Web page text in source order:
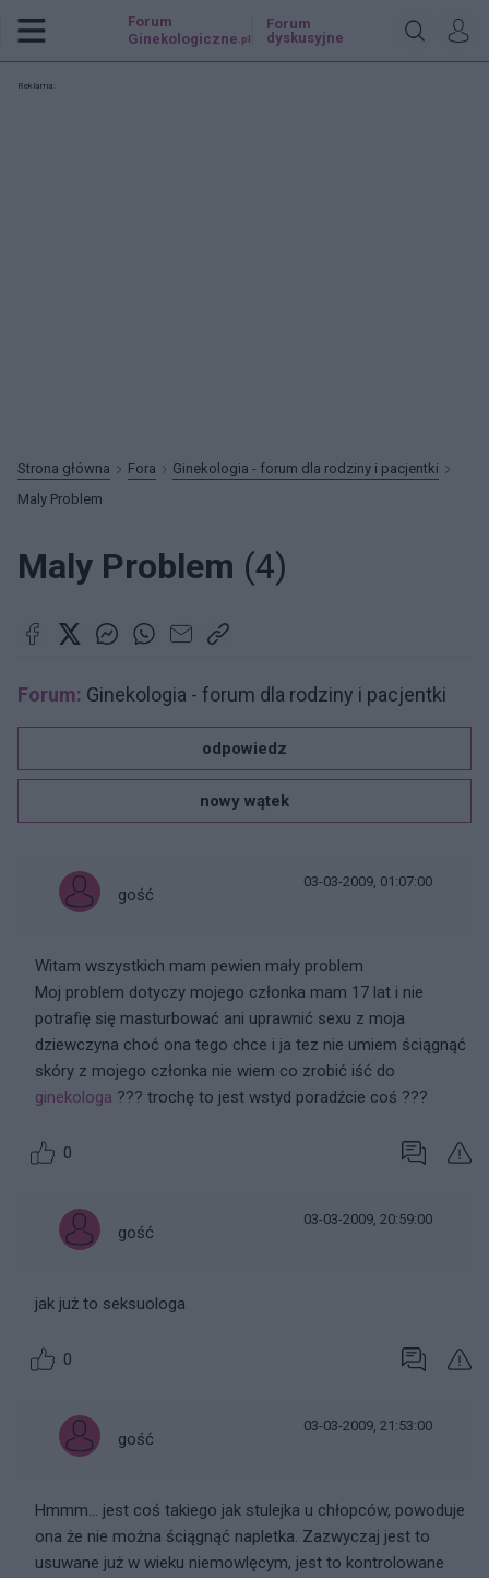
Forum
Ginekologiczne .pl
Forum
dyskusyjne
Reklama:
Strona główna Fora
Ginekologia - forum dla rodziny i pacjentki
Maly Problem
Maly Problem (4)
Forum: Ginekologia - forum dla rodziny i pacjentki
odpowiedz
nowy wątek
gość
03-03-2009, 01:07:00
Witam wszystkich mam pewien mały problem
Moj problem dotyczy mojego członka mam 17 lat i nie
potrafię się masturbować ani uprawnić sexu z moja
dziewczyna choć ona tego chce i ja tez nie umiem ściągnąć
skóry z mojego członka nie wiem co zrobić iść do
ginekologa ??? trochę to jest wstyd poradźcie coś ???
0
gość
03-03-2009, 20:59:00
jak już to seksuologa
0
gość
03-03-2009, 21:53:00
Hmmm... jest coś takiego jak stulejka u chłopców, powoduje
ona że nie można ściągnąć napletka. Zazwyczaj jest to
usuwane już w wieku niemowlęcym, jest to kontrolowane